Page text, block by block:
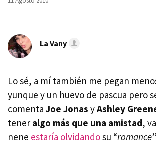
La Vany
Lo sé, a mí también me pegan
yunque y un huevo de pascua pero
comenta Joe Jonas yAshley
tener algo más que una amistad,
nene estaría olvidandosu “romance